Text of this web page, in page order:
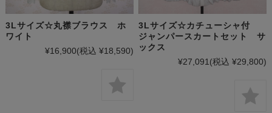
3Lサイズ☆丸襟ブラウス ホ
ワイト
¥16,900(税込 ¥18,590)
3Lサイズ☆カチューシャ付
ジャンパースカートセット サ
ックス
¥27,091(税込 ¥29,800)